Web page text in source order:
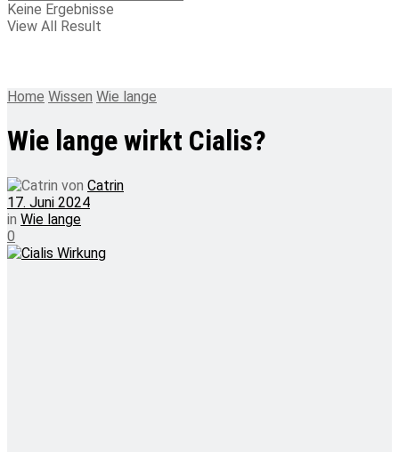
Keine Ergebnisse
View All Result
Home Wissen Wie lange
Wie lange wirkt Cialis?
von Catrin
17. Juni 2024
in Wie lange
0